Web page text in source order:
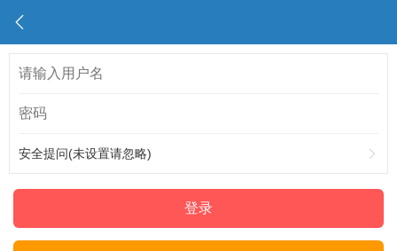
安全提问(未设置请忽略)
登录